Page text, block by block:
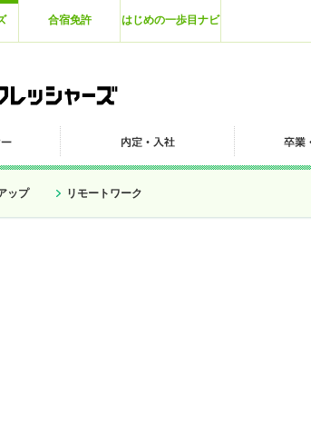
合宿免許 はじめの一歩目ナビ
ップ リモートワーク